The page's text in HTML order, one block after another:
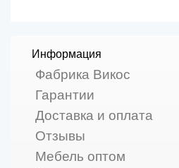
Информация
Фабрика Викос
Гарантии
Доставка и оплата
Отзывы
Мебель оптом